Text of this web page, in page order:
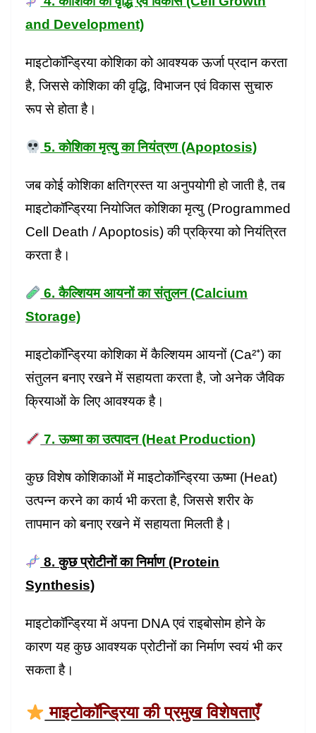
and Development)
माइटोकॉन्ड्रिया कोशिका को आवश्यक ऊर्जा प्रदान करता
है, जिससे कोशिका की वृद्धि, विभाजन एवं विकास सुचारु
रूप से होता है।
5. कोशिका मृत्यु का नियंत्रण (Apoptosis)
जब कोई कोशिका क्षतिग्रस्त या अनुपयोगी हो जाती है, तब
माइटोकॉन्ड्रिया नियोजित कोशिका मृत्यु (Programmed
Cell Death / Apoptosis) की प्रक्रिया को नियंत्रित
करता है।
6. कैल्शियम आयनों का संतुलन (Calcium
Storage)
माइटोकॉन्ड्रिया कोशिका में कैल्शियम आयनों (Ca²⁺) का
संतुलन बनाए रखने में सहायता करता है, जो अनेक जैविक
क्रियाओं के लिए आवश्यक है।
7. ऊष्मा का उत्पादन (Heat Production)
कुछ विशेष कोशिकाओं में माइटोकॉन्ड्रिया ऊष्मा (Heat)
उत्पन्न करने का कार्य भी करता है, जिससे शरीर के
तापमान को बनाए रखने में सहायता मिलती है।
8. कुछ प्रोटीनों का निर्माण (Protein
Synthesis)
माइटोकॉन्ड्रिया में अपना DNA एवं राइबोसोम होने के
कारण यह कुछ आवश्यक प्रोटीनों का निर्माण स्वयं भी कर
सकता है।
माइटोकॉन्ड्रिया की प्रमुख विशेषताएँ